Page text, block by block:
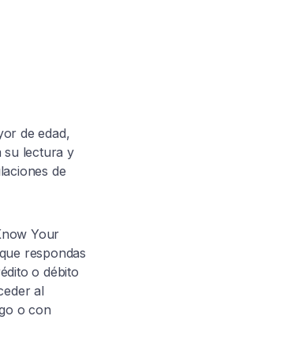
de edad,
su lectura y
de
Your
respondas
o débito
al
o con